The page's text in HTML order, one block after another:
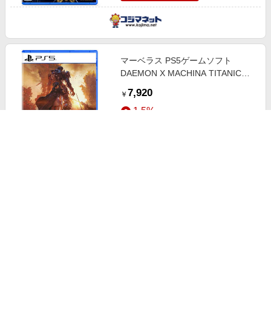
マーベラス PS5ゲームソフト
DAEMON X MACHINA TITANIC
￥ 7,920
1.5%